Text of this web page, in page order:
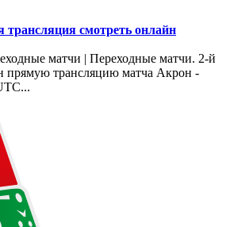
смотреть онлайн
матчи | Переходные матчи. 2-й
прямую трансляцию матча Акрон -